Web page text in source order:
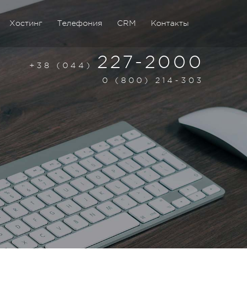
Хостинг Телефония CRM Контакты
+38 (044) 227-2000
0 (800) 214-303